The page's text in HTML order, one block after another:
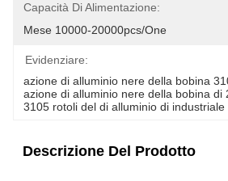
Capacità Di Alimentazione:
Mese 10000-20000pcs/one
Evidenziare:
azione di alluminio nere della bobina
azione di alluminio nere della bobina di
3105 rotoli del di alluminio di industriale
Descrizione Del Prodotto